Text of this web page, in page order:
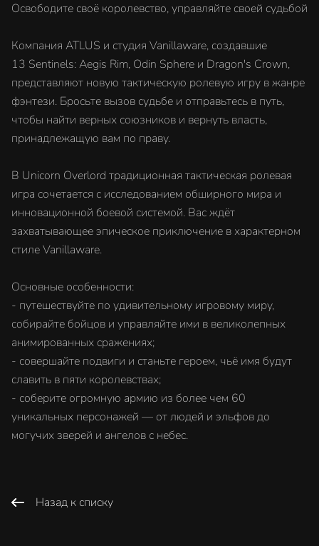
Освободите своё королевство, управляйте своей судьбой
Компания ATLUS и студия Vanillaware, создавшие
13 Sentinels: Aegis Rim, Odin Sphere и Dragon's Crown,
представляют новую тактическую ролевую игру в жанре
фэнтези. Бросьте вызов судьбе и отправьтесь в путь,
чтобы найти верных союзников и вернуть власть,
принадлежащую вам по праву.
В Unicorn Overlord традиционная тактическая ролевая
игра сочетается с исследованием обширного мира и
инновационной боевой системой. Вас ждёт
захватывающее эпическое приключение в характерном
стиле Vanillaware.
Основные особенности:
- путешествуйте по удивительному игровому миру,
собирайте бойцов и управляйте ими в великолепных
анимированных сражениях;
- совершайте подвиги и станьте героем, чьё имя будут
славить в пяти королевствах;
- соберите огромную армию из более чем 60
уникальных персонажей — от людей и эльфов до
могучих зверей и ангелов с небес.
Назад к списку